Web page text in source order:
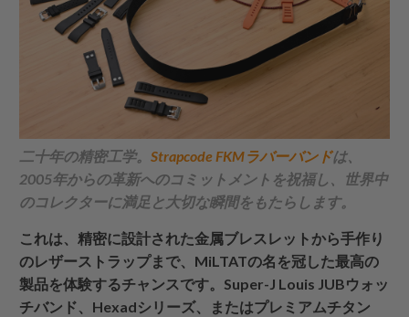
二十年の精密工学。Strapcode FKMラバーバンドは、
2005年からの革新へのコミットメントを祝福し、世界中
のコレクターに満足と大切な瞬間をもたらします。
これは、精密に設計された金属ブレスレットから手作り
のレザーストラップまで、MiLTATの名を冠した最高の
製品を体験するチャンスです。Super-J Louis JUBウォッ
チバンド、Hexadシリーズ、またはプレミアムチタン